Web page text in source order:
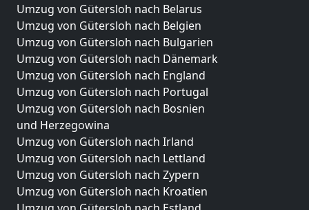
Umzug von Gütersloh nach Belarus
Umzug von Gütersloh nach Belgien
Umzug von Gütersloh nach Bulgarien
Umzug von Gütersloh nach Dänemark
Umzug von Gütersloh nach England
Umzug von Gütersloh nach Portugal
Umzug von Gütersloh nach Bosnien
und Herzegowina
Umzug von Gütersloh nach Irland
Umzug von Gütersloh nach Lettland
Umzug von Gütersloh nach Zypern
Umzug von Gütersloh nach Kroatien